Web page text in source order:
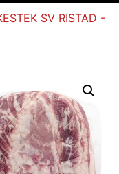
SV RISTAD -